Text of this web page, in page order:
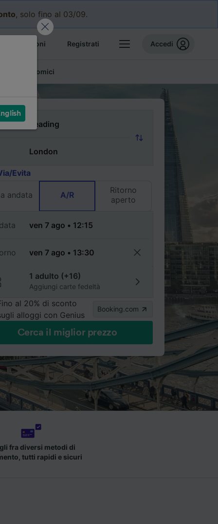
, solo fino al 03/09.
prenotazioni Registrati Accedi
economici
Evita
andata A/R
Ritorno
aperto
1 adulto (+16)
Aggiungi carte fedeltà
al 20% di sconto
alloggi con Genius
Booking.com
Cerca il miglior prezzo
fra diversi metodi di
tutti rapidi e sicuri